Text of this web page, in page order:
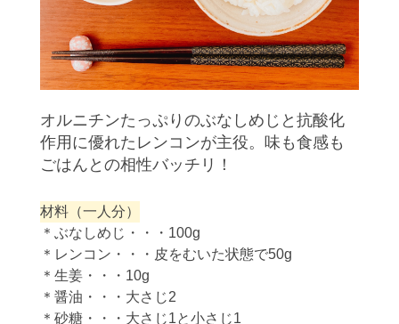
オルニチンたっぷりのぶなしめじと抗酸化
作用に優れたレンコンが主役。味も食感も
ごはんとの相性バッチリ！
材料（一人分）
＊ぶなしめじ・・・100g
＊レンコン・・・皮をむいた状態で50g
＊生姜・・・10g
＊醤油・・・大さじ2
＊砂糖・・・大さじ1と小さじ1